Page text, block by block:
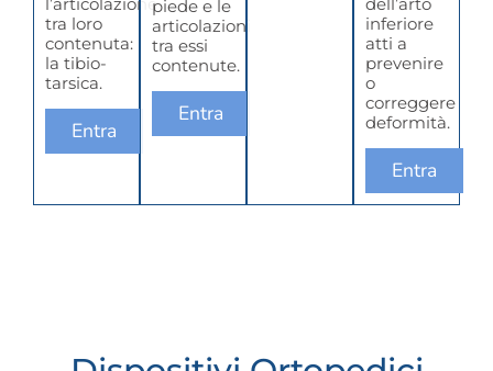
tra loro
contenuta:
la tibio-
tarsica.
Entra
piede e le
articolazioni
tra essi
contenute.
Entra
inferiore
atti a
prevenire
o
correggere
deformità.
Entra